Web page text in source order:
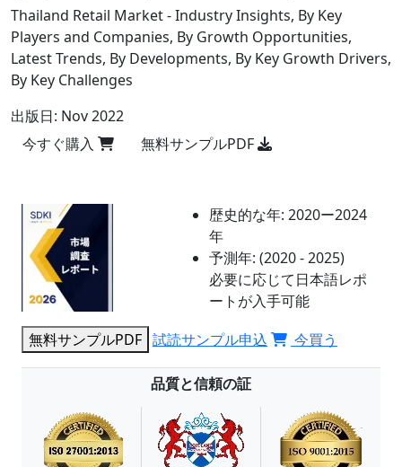
Thailand Retail Market - Industry Insights, By Key
Players and Companies, By Growth Opportunities,
Latest Trends, By Developments, By Key Growth Drivers,
By Key Challenges
出版日: Nov 2022
今すぐ購入
無料サンプルPDF
歴史的な年: 2020ー2024
年
予測年: (2020 - 2025)
必要に応じて日本語レポ
ートが入手可能
無料サンプルPDF 試読サンプル申込 今買う
品質と信頼の証